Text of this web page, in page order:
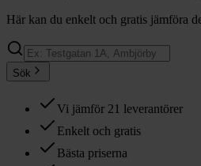
Här kan du enkelt och gratis jämföra
Sök
Vi jämför 21 leverantörer
Enkelt och gratis
Bästa priserna